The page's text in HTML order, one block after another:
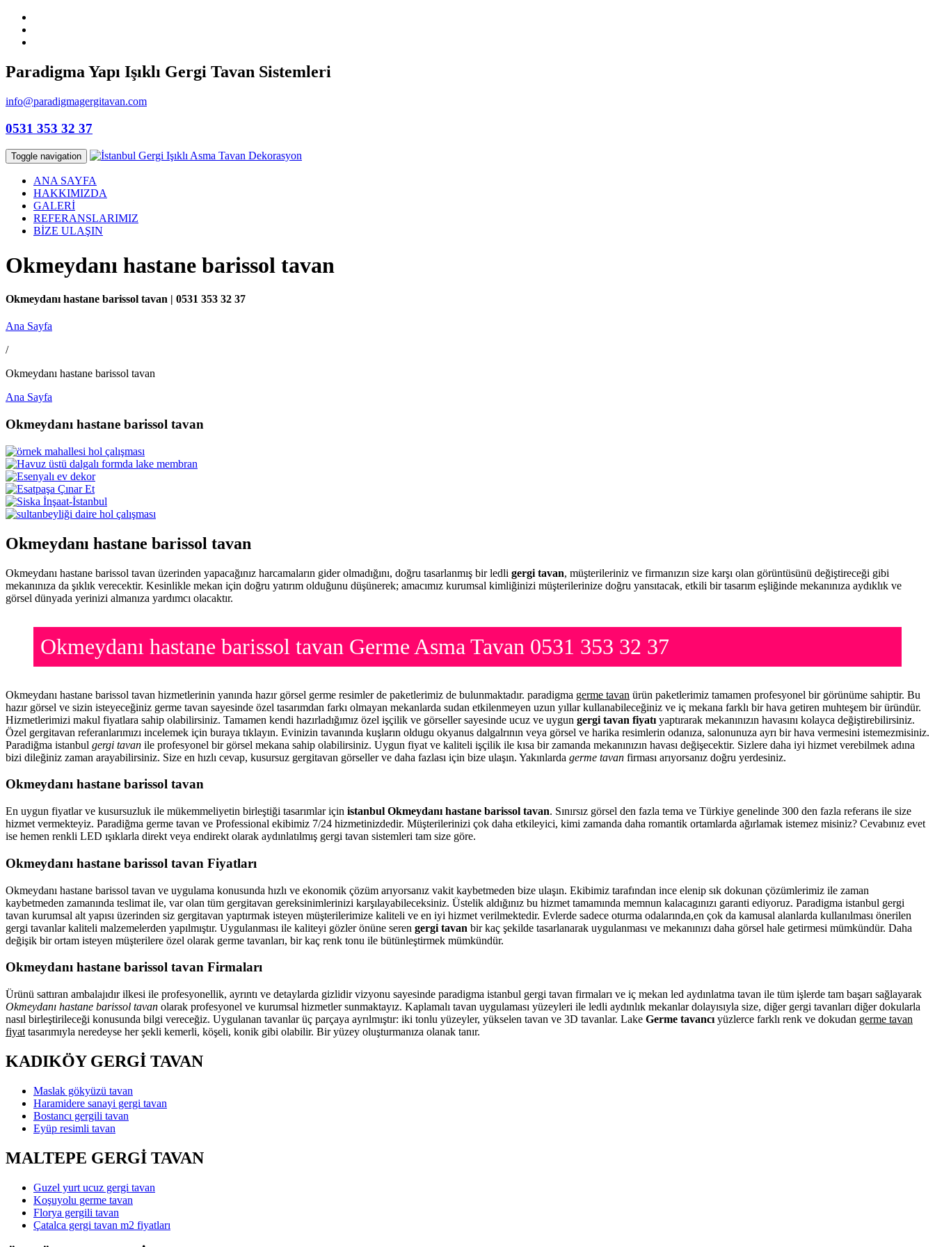
Paradigma Yapı Işıklı Gergi Tavan Sistemleri
info@paradigmagergitavan.com
0531 353 32 37
Toggle navigation
ANA SAYFA
HAKKIMIZDA
GALERİ
REFERANSLARIMIZ
BİZE ULAŞIN
Okmeydanı hastane barissol tavan
Okmeydanı hastane barissol tavan | 0531 353 32 37
Ana Sayfa
/
Okmeydanı hastane barissol tavan
Ana Sayfa
Okmeydanı hastane barissol tavan
Okmeydanı hastane barissol tavan
Okmeydanı hastane barissol tavan üzerinden yapacağınız harcamaların gider olmadığını, doğru tasarlanmış bir ledli gergi tavan, müşterileriniz ve firmanızın size karşı olan görüntüsünü değiştireceği gibi
mekanınıza da şıklık verecektir. Kesinlikle mekan için doğru yatırım olduğunu düşünerek; amacımız kurumsal kimliğinizi müşterilerinize doğru yansıtacak, etkili bir tasarım eşliğinde mekanınıza aydıklık ve
görsel dünyada yerinizi almanıza yardımcı olacaktır.
Okmeydanı hastane barissol tavan Germe Asma Tavan 0531 353 32 37
Okmeydanı hastane barissol tavan hizmetlerinin yanında hazır görsel germe resimler de paketlerimiz de bulunmaktadır. paradigma germe tavan ürün paketlerimiz tamamen profesyonel bir görünüme sahiptir. Bu
hazır görsel ve sizin isteyeceğiniz germe tavan sayesinde özel tasarımdan farkı olmayan mekanlarda sudan etkilenmeyen uzun yıllar kullanabileceğiniz ve iç mekana farklı bir hava getiren muhteşem bir üründür.
Hizmetlerimizi makul fiyatlara sahip olabilirsiniz. Tamamen kendi hazırladığımız özel işçilik ve görseller sayesinde ucuz ve uygun gergi tavan fiyatı yaptırarak mekanınızın havasını kolayca değiştirebilirsiniz.
Özel gergitavan referanlarımızı incelemek için buraya tıklayın. Evinizin tavanında kuşların oldugu okyanus dalgalrının veya görsel ve harika resimlerin odanıza, salonunuza ayrı bir hava vermesini istemezmisiniz.
Paradiğma istanbul gergi tavan ile profesyonel bir görsel mekana sahip olabilirsiniz. Uygun fiyat ve kaliteli işçilik ile kısa bir zamanda mekanınızın havası değişecektir. Sizlere daha iyi hizmet verebilmek adına
bizi dileğiniz zaman arayabilirsiniz. Size en hızlı cevap, kusursuz gergitavan görseller ve daha fazlası için bize ulaşın. Yakınlarda germe tavan firması arıyorsanız doğru yerdesiniz.
Okmeydanı hastane barissol tavan
En uygun fiyatlar ve kusursuzluk ile mükemmeliyetin birleştiği tasarımlar için istanbul Okmeydanı hastane barissol tavan. Sınırsız görsel den fazla tema ve Türkiye genelinde 300 den fazla referans ile size
hizmet vermekteyiz. Paradiğma germe tavan ve Professional ekibimiz 7/24 hizmetinizdedir. Müşterilerinizi çok daha etkileyici, kimi zamanda daha romantik ortamlarda ağırlamak istemez misiniz? Cevabınız evet
ise hemen renkli LED ışıklarla direkt veya endirekt olarak aydınlatılmış gergi tavan sistemleri tam size göre.
Okmeydanı hastane barissol tavan Fiyatları
Okmeydanı hastane barissol tavan ve uygulama konusunda hızlı ve ekonomik çözüm arıyorsanız vakit kaybetmeden bize ulaşın. Ekibimiz tarafından ince elenip sık dokunan çözümlerimiz ile zaman
kaybetmeden zamanında teslimat ile, var olan tüm gergitavan gereksinimlerinizi karşılayabileceksiniz. Üstelik aldığınız bu hizmet tamamında memnun kalacagınızı garanti ediyoruz. Paradigma istanbul gergi
tavan kurumsal alt yapısı üzerinden siz gergitavan yaptırmak isteyen müşterilerimize kaliteli ve en iyi hizmet verilmektedir. Evlerde sadece oturma odalarında,en çok da kamusal alanlarda kullanılması önerilen
gergi tavanlar kaliteli malzemelerden yapılmıştır. Uygulanması ile kaliteyi gözler önüne seren gergi tavan bir kaç şekilde tasarlanarak uygulanması ve mekanınızı daha görsel hale getirmesi mümkündür. Daha
değişik bir ortam isteyen müşterilere özel olarak germe tavanları, bir kaç renk tonu ile bütünleştirmek mümkündür.
Okmeydanı hastane barissol tavan Firmaları
Ürünü sattıran ambalajıdır ilkesi ile profesyonellik, ayrıntı ve detaylarda gizlidir vizyonu sayesinde paradigma istanbul gergi tavan firmaları ve iç mekan led aydınlatma tavan ile tüm işlerde tam başarı sağlayarak
Okmeydanı hastane barissol tavan olarak profesyonel ve kurumsal hizmetler sunmaktayız. Kaplamalı tavan uygulaması yüzeyleri ile ledli aydınlık mekanlar dolayısıyla size, diğer gergi tavanları diğer dokularla
nasıl birleştirileceği konusunda bilgi vereceğiz. Uygulanan tavanlar üç parçaya ayrılmıştır: iki tonlu yüzeyler, yükselen tavan ve 3D tavanlar. Lake Germe tavancı yüzlerce farklı renk ve dokudan germe tavan
fiyat tasarımıyla neredeyse her şekli kemerli, köşeli, konik gibi olabilir. Bir yüzey oluşturmanıza olanak tanır.
KADIKÖY GERGİ TAVAN
Maslak gökyüzü tavan
Haramidere sanayi gergi tavan
Bostancı gergili tavan
Eyüp resimli tavan
MALTEPE GERGİ TAVAN
Guzel yurt ucuz gergi tavan
Koşuyolu germe tavan
Florya gergili tavan
Çatalca gergi tavan m2 fiyatları